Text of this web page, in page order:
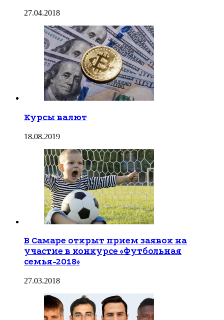
27.04.2018
Курсы валют
18.08.2019
В Самаре открыт прием заявок на
участие в конкурсе «Футбольная
семья-2018»
27.03.2018